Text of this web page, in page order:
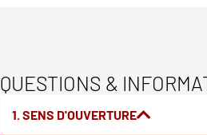
QUESTIONS &
1. SENS D'OUVERTURE